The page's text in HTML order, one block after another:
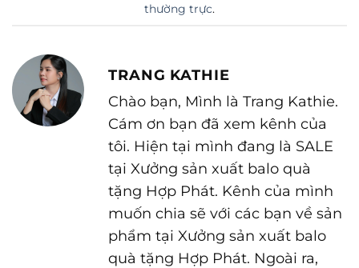
thường trực.
TRANG KATHIE
Chào bạn, Mình là Trang Kathie.
Cám ơn bạn đã xem kênh của
tôi. Hiện tại mình đang là SALE
tại Xưởng sản xuất balo quà
tặng Hợp Phát. Kênh của mình
muốn chia sẽ với các bạn về sản
phẩm tại Xưởng sản xuất balo
quà tặng Hợp Phát. Ngoài ra,